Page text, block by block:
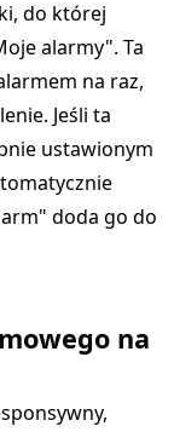
do której
alarmy". Ta
na raz,
Jeśli ta
ustawionym
doda go do
na